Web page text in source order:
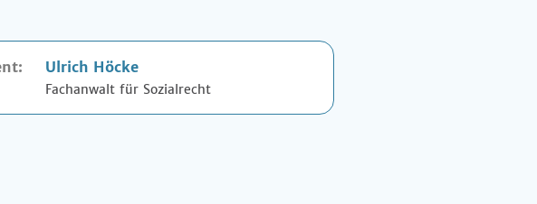
Ulrich Höcke
Fachanwalt für Sozialrecht